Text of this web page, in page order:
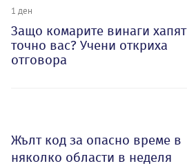
1 ден
Защо комарите винаги хапят
точно вас? Учени откриха
отговора
Жълт код за опасно време в
няколко области в неделя